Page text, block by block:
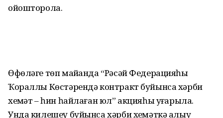
ойошторола.
Өфөләге төп майҙанда “Рәсәй Федера­цияһы
Ҡораллы Көстәрендә контракт буйынса хәрби
хеҙмәт – һин һайлаған юл” акцияһы уҙғарыла.
Унда килешеү буйынса хәрби хеҙмәткә алыу